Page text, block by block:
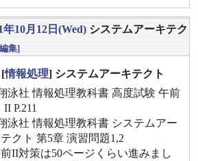
年10月12日(Wed) システムアーキテク
集]
[情報処理] システムアーキテクト
泳社 情報処理教科書 高度試験 午前
II P.211
泳社 情報処理教科書 システムアー
クト 第5章 演習問題1,2
II対策は50ページくらい進みまし